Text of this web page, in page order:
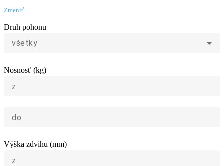
Zmeniť
Druh pohonu
všetky
Nosnosť (kg)
z
do
Výška zdvihu (mm)
z